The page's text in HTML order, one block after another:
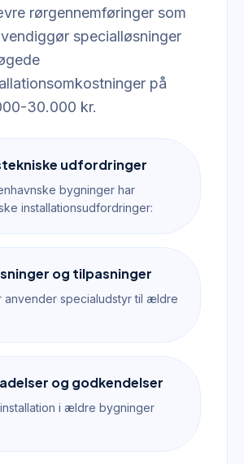
rørgennemføringer som
specialløsninger
på
30.000 kr.
udfordringer
bygninger har
installationsudfordringer:
og tilpasninger
anvender specialudstyr til ældre
og godkendelser
i ældre bygninger